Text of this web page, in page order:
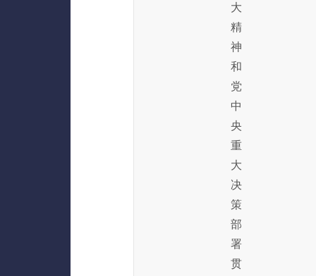
大
精
神
和
党
中
央
重
大
决
策
部
署
贯